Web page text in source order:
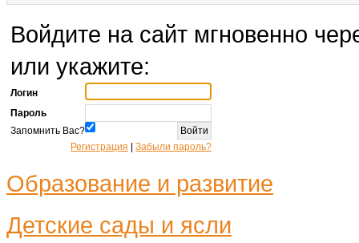
Войдите на сайт мгновенно
или укажите:
Логин
Пароль
Запомнить Вас?
Регистрация
Забыли пароль?
Образование и развитие
Детские сады и ясли